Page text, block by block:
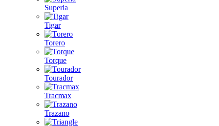
Superia
Tigar
Torero
Torque
Tourador
Tracmax
Trazano